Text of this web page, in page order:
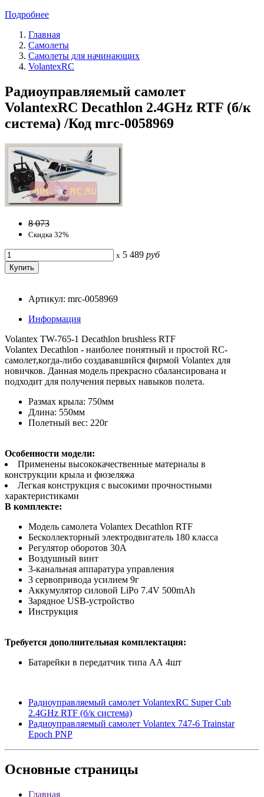
Подробнее
Главная
Самолеты
Самолеты для начинающих
VolantexRC
Радиоуправляемый самолет
VolantexRC Decathlon 2.4GHz RTF (б/к
система) /Код mrc-0058969
8 073
Скидка 32%
x 5 489 руб
Артикул: mrc-0058969
Информация
Volantex TW-765-1 Decathlon brushless RTF
Volantex Decathlon - наиболее понятный и простой RC-
самолет,когда-либо создававшийся фирмой Volantex для
новичков. Данная модель прекрасно сбалансирована и
подходит для получения первых навыков полета.
Размах крыла: 750мм
Длина: 550мм
Полетный вес: 220г
Особенности модели:
Применены высококачественные материалы в
конструкции крыла и фюзеляжа
Легкая конструкция с высокими прочностными
характеристиками
В комплекте:
Модель самолета Volantex Decathlon RTF
Бесколлекторный электродвигатель 180 класса
Регулятор оборотов 30А
Воздушный винт
3-канальная аппаратура управления
3 сервопривода усилием 9г
Аккумулятор силовой LiPo 7.4V 500mAh
Зарядное USB-устройство
Инструкция
Требуется дополнительная комплектация:
Батарейки в передатчик типа АА 4шт
Радиоуправляемый самолет VolantexRC Super Cub
2.4GHz RTF (б/к система)
Радиоуправляемый самолет Volantex 747-6 Trainstar
Epoch PNP
Основные страницы
Главная